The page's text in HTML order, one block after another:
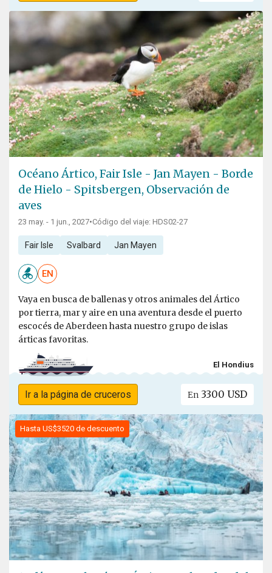
Océano Ártico, Fair Isle - Jan Mayen - Borde
de Hielo - Spitsbergen, Observación de
aves
23 may. - 1 jun., 2027•Código del viaje: HDS02-27
Fair Isle Svalbard Jan Mayen
EN
Vaya en busca de ballenas y otros animales del Ártico
por tierra, mar y aire en una aventura desde el puerto
escocés de Aberdeen hasta nuestro grupo de islas
árticas favoritas.
El Hondius
Ir a la página de cruceros En 3300 USD
Hasta US$3520 de descuento